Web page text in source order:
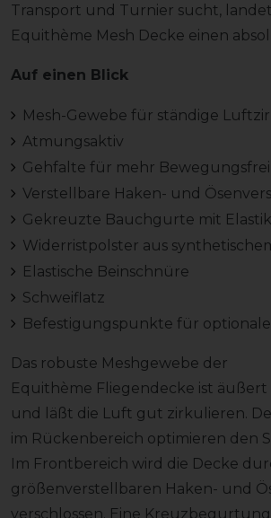
Transport und Turnier sucht,
Equithème Mesh Decke einen
Auf einen Blick
Mesh-Gewebe für ständige
Atmungsaktiv
Gehfalte für mehr
Verstellbare Haken- und
Gekreuzte Bauchgurte mit
Widerristpolster aus
Elastische Beinschnüre
Schweiflatz
Befestigungspunkte für
Das robuste Meshgewebe der
Equithème Fliegendecke ist
und läßt die Luft gut zirkulieren.
im Rückenbereich optimieren den
Im Frontbereich wird die Decke
größenverstellbaren Haken- und
verschlossen. Eine